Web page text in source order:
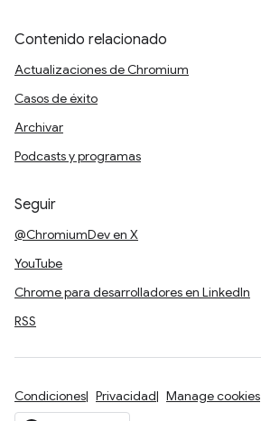
Contenido relacionado
Actualizaciones de Chromium
Casos de éxito
Archivar
Podcasts y programas
Seguir
@ChromiumDev en X
YouTube
Chrome para desarrolladores en LinkedIn
RSS
Condiciones Privacidad Manage cookies